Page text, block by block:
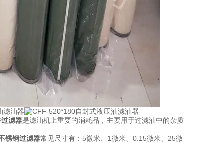
滤器是滤油机上重要的消耗品，主要用于过滤油中的杂质
锈钢过滤器常见尺寸有：5微米、1微米、0.15微米、25微